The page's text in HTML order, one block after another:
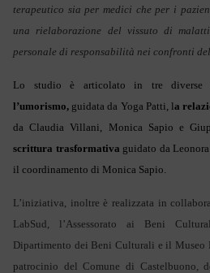
terapeutico sia per medici che per i
una rielaborazione del vissuto di
personale di responsabilità nei confronti
Lo studio è articolato in tre diverse
l’umorismo, guidata da Yoga Patti, la
da Claudia Villani, Monica Sapio e
scrittura trasformativa guidato da
il coordinamento di Monica Sapio.
L’iniziativa, inoltre è realizzata in
LabSud
l’Assessorato ai Beni
Dipartimento dei Beni Culturali e il Museo
patrocinio delComune di Castelbuono,